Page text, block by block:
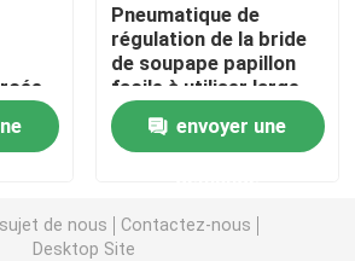
marin
ventilation
-
Pneumatique de
régulation de la bride
de soupape papillon
facile à utiliser large
gamme d'utilisation
envoyer une
de nous
Contactez-nous
Desktop Site